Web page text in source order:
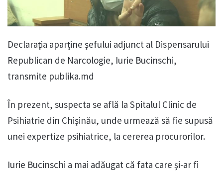
Declaraţia aparţine şefului adjunct al Dispensarului
Republican de Narcologie, Iurie Bucinschi,
transmite publika.md
În prezent, suspecta se află la Spitalul Clinic de
Psihiatrie din Chişinău, unde urmează să fie supusă
unei expertize psihiatrice, la cererea procurorilor.
Iurie Bucinschi a mai adăugat că fata care şi-ar fi